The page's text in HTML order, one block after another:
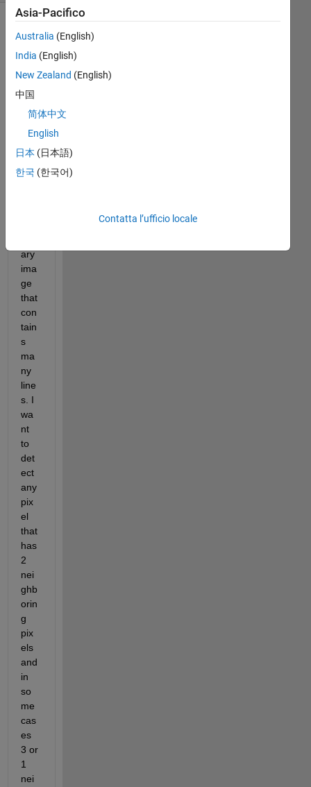
ar
all,
ary
ima
ge
that
con
tain
s
ma
ny
line
s. I
wa
nt
to
det
ect
any
pix
el
that
has
2
nei
ghb
orin
g
pix
els
and
in
so
me
cas
es
3 or
1
nei
Asia-Pacifico
Australia (English)
India (English)
New Zealand (English)
中国
简体中文
English
日本 (日本語)
한국 (한국어)
Contatta l’ufficio locale